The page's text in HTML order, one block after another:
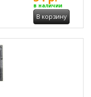
в наличии
В корзину